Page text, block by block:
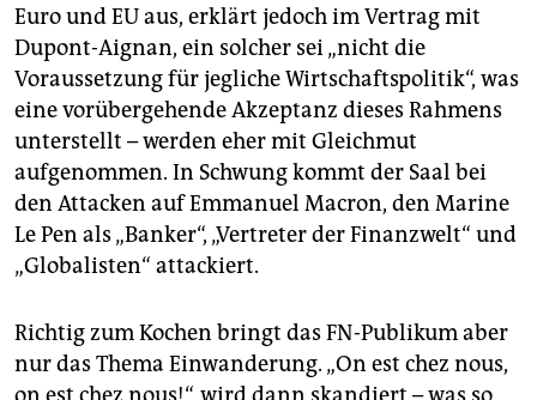
Euro und EU aus, erklärt jedoch im Vertrag mit
Dupont-Aignan, ein solcher sei „nicht die
Voraussetzung für jegliche Wirtschaftspolitik“, was
eine vor­übergehende Akzeptanz dieses Rahmens
unterstellt – werden eher mit Gleichmut
aufgenommen. In Schwung kommt der Saal bei
den Attacken auf Emmanuel Macron, den Marine
Le Pen als „Banker“, „Vertreter der Finanzwelt“ und
„Globalisten“ attackiert.
Richtig zum Kochen bringt das FN-Publikum aber
nur das Thema Einwanderung. „On est chez nous,